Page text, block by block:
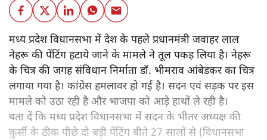
मध्य प्रदेश विधानसभा में देश के पहले प्रधानमंत्री जवाहर लाल
नेहरू की पेंटिंग हटाये जाने के मामले ने तूल पकड़ लिया है। नेहरू
के चित्र की जगह संविधान निर्माता डॉ. भीमराव आंबेडकर का चित्र
लगाया गया है। कांग्रेस हमलावर हो गई है। सदन एवं सड़क पर इस
मामले को उठा रही है और भाजपा को आड़े हाथों ले रही है।
बता दें कि मध्य प्रदेश विधानसभा में सदन के भीतर अध्यक्ष की
कुर्सी के ठीक पीछे दो बड़ी पेंटिंग बीते 27 सालों से (विधानसभा